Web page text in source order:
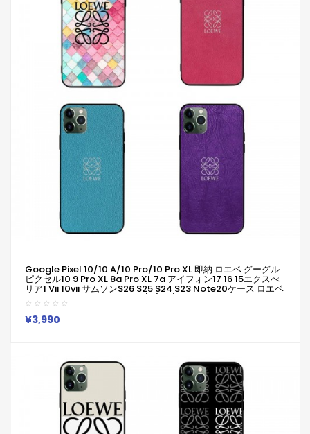
Google Pixel 10/10 A/10 Pro/10 Pro XL 即納 ロエベ グーグル
ピクセル10 9 Pro XL 8a Pro XL 7a アイフォン17 16 15エクスぺ
リア1 Vii 10vii サムソンs26 S25 S24 S23 Note20ケース ロエベ
ピクセル10a 9a 8a Pro 7a 6/7/6a/ブランドケース
Iphone/Galaxy/Xperia/Google Pixelなど全機種対応
¥3,990